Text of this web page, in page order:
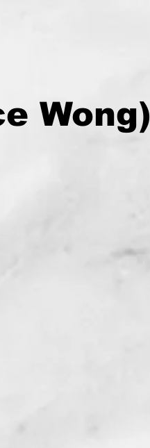
Wong)